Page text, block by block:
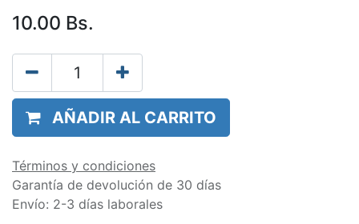
10.00 Bs.
AÑADIR AL CARRITO
Términos y condiciones
Garantía de devolución de 30 días
Envío: 2-3 días laborales